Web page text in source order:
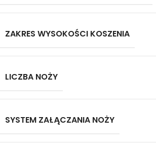
ZAKRES WYSOKOŚCI KOSZENIA
LICZBA NOŻY
SYSTEM ZAŁĄCZANIA NOŻY